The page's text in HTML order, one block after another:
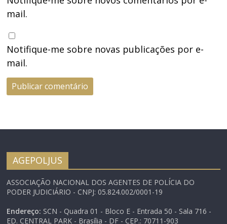
mail.
Notifique-me sobre novas publicações por e-
mail.
AGEPOLJUS
ASSOCIAÇÃO NACIONAL DOS AGENTES DE POLÍCIA DO
PODER JUDICIÁRIO - CNPJ: 05.824.002/0001-19
Endereço: SCN - Quadra 01 - Bloco E - Entrada 50 - Sala 716 -
ED. CENTRAL PARK - Brasília - DF - CEP.: 70711-903